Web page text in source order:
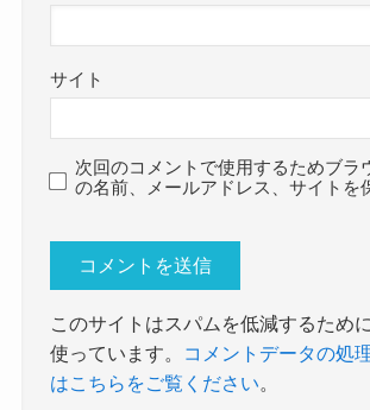
サイト
次回のコメントで使用するためブラ
の名前、メールアドレス、サイトを
このサイトはスパムを低減するため
使っています。
コメントデータの処
はこちらをご覧ください。